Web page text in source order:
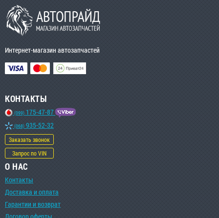
Интернет-магазин автозапчастей
КОНТАКТЫ
(099) 175-47-87
(068) 935-52-32
Заказать звонок
Запрос по VIN
О НАС
Контакты
Доставка и оплата
Гарантии и возврат